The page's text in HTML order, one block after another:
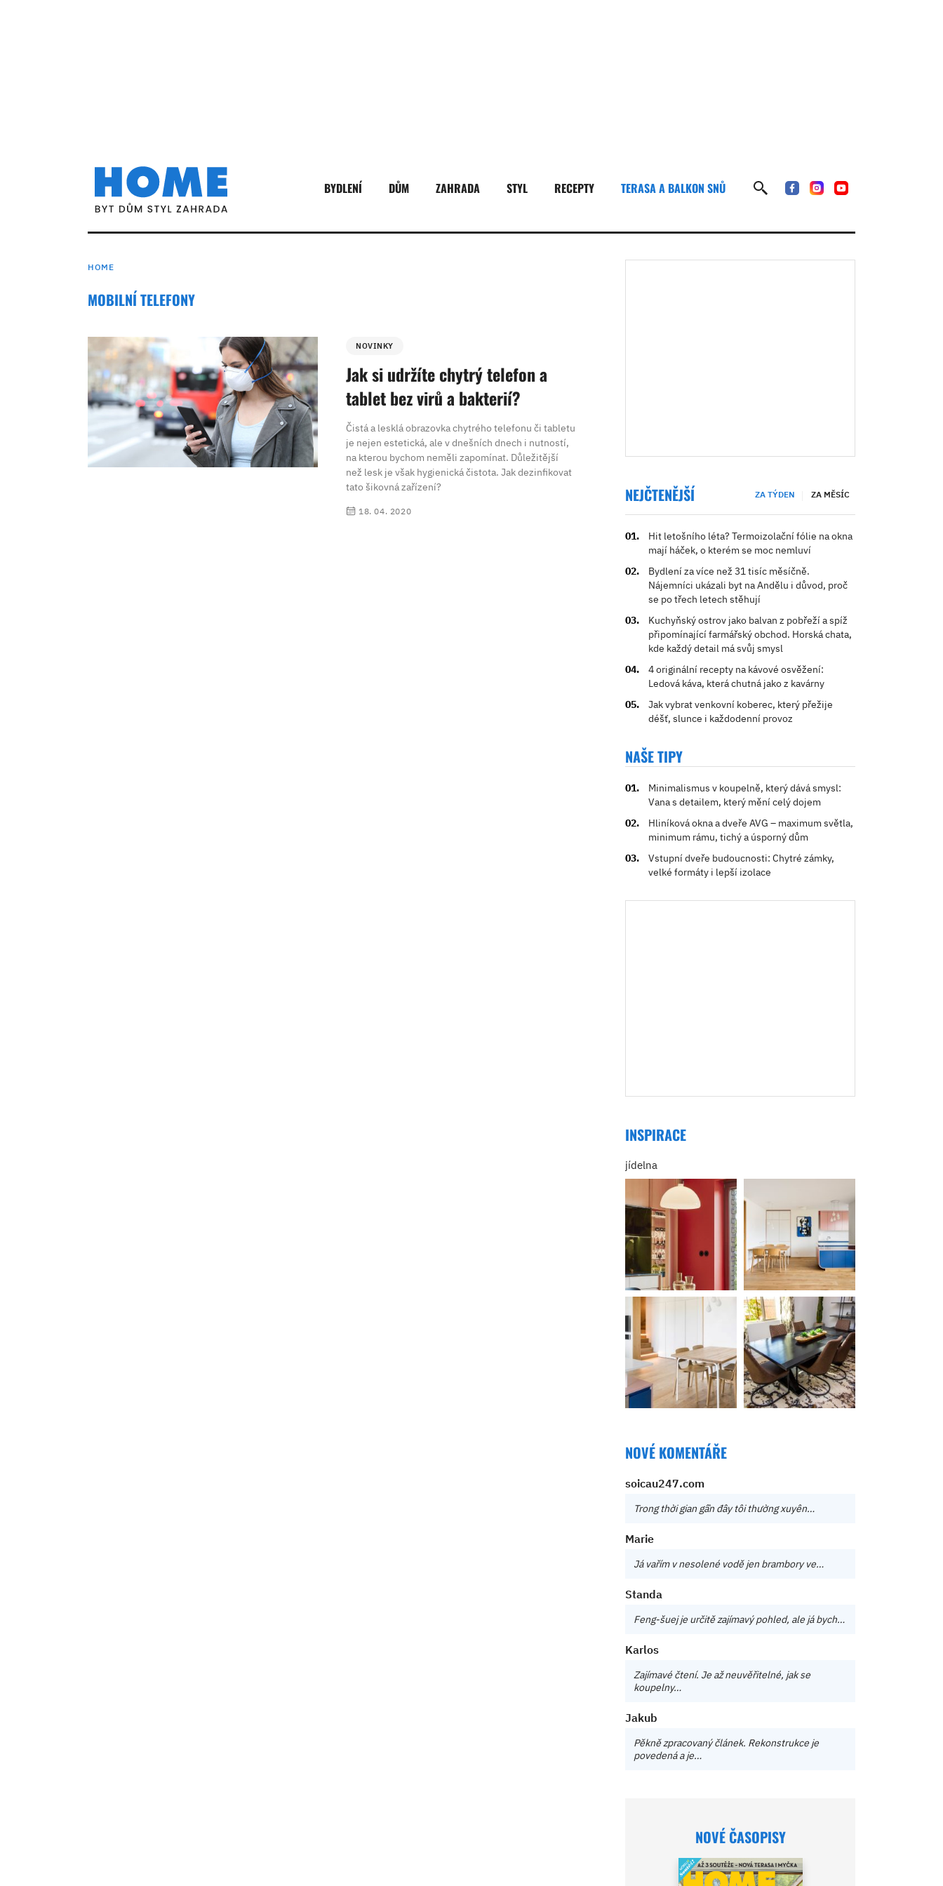
BYDLENÍ DŮM ZAHRADA STYL RECEPTY TERASA A BALKON SNŮ
HOME
MOBILNÍ TELEFONY
NOVINKY
Jak si udržíte chytrý telefon a
tablet bez virů a bakterií?
Čistá a lesklá obrazovka chytrého telefonu či tabletu
je nejen estetická, ale v dnešních dnech i nutností,
na kterou bychom neměli zapomínat. Důležitější
než lesk je však hygienická čistota. Jak dezinfikovat
tato šikovná zařízení?
18. 04. 2020
NEJČTENĚJŠÍ ZA TÝDEN ZA MĚSÍC
Hit letošního léta? Termoizolační fólie na okna
mají háček, o kterém se moc nemluví
Bydlení za více než 31 tisíc měsíčně.
Nájemníci ukázali byt na Andělu i důvod, proč
se po třech letech stěhují
Kuchyňský ostrov jako balvan z pobřeží a spíž
připomínající farmářský obchod. Horská chata,
kde každý detail má svůj smysl
4 originální recepty na kávové osvěžení:
Ledová káva, která chutná jako z kavárny
Jak vybrat venkovní koberec, který přežije
déšť, slunce i každodenní provoz
NAŠE TIPY
Minimalismus v koupelně, který dává smysl:
Vana s detailem, který mění celý dojem
Hliníková okna a dveře AVG – maximum světla,
minimum rámu, tichý a úsporný dům
Vstupní dveře budoucnosti: Chytré zámky,
velké formáty i lepší izolace
INSPIRACE
jídelna
NOVÉ KOMENTÁŘE
soicau247.com
Trong thời gian gần đây tôi thường xuyên…
Marie
Já vařím v nesolené vodě jen brambory ve…
Standa
Feng-šuej je určitě zajímavý pohled, ale já bych…
Karlos
Zajímavé čtení. Je až neuvěřitelné, jak se
koupelny…
Jakub
Pěkně zpracovaný článek. Rekonstrukce je
povedená a je…
NOVÉ ČASOPISY